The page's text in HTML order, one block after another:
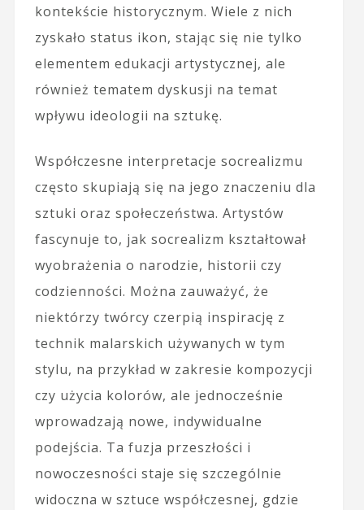
kontekście historycznym. Wiele z nich
zyskało status ikon, stając się nie tylko
elementem edukacji artystycznej, ale
również tematem dyskusji na temat
wpływu ideologii na sztukę.
Współczesne interpretacje socrealizmu
często skupiają się na jego znaczeniu dla
sztuki oraz społeczeństwa. Artystów
fascynuje to, jak socrealizm kształtował
wyobrażenia o narodzie, historii czy
codzienności. Można zauważyć, że
niektórzy twórcy czerpią inspirację z
technik malarskich używanych w tym
stylu, na przykład w zakresie kompozycji
czy użycia kolorów, ale jednocześnie
wprowadzają nowe, indywidualne
podejścia. Ta fuzja przeszłości i
nowoczesności staje się szczególnie
widoczna w sztuce współczesnej, gdzie